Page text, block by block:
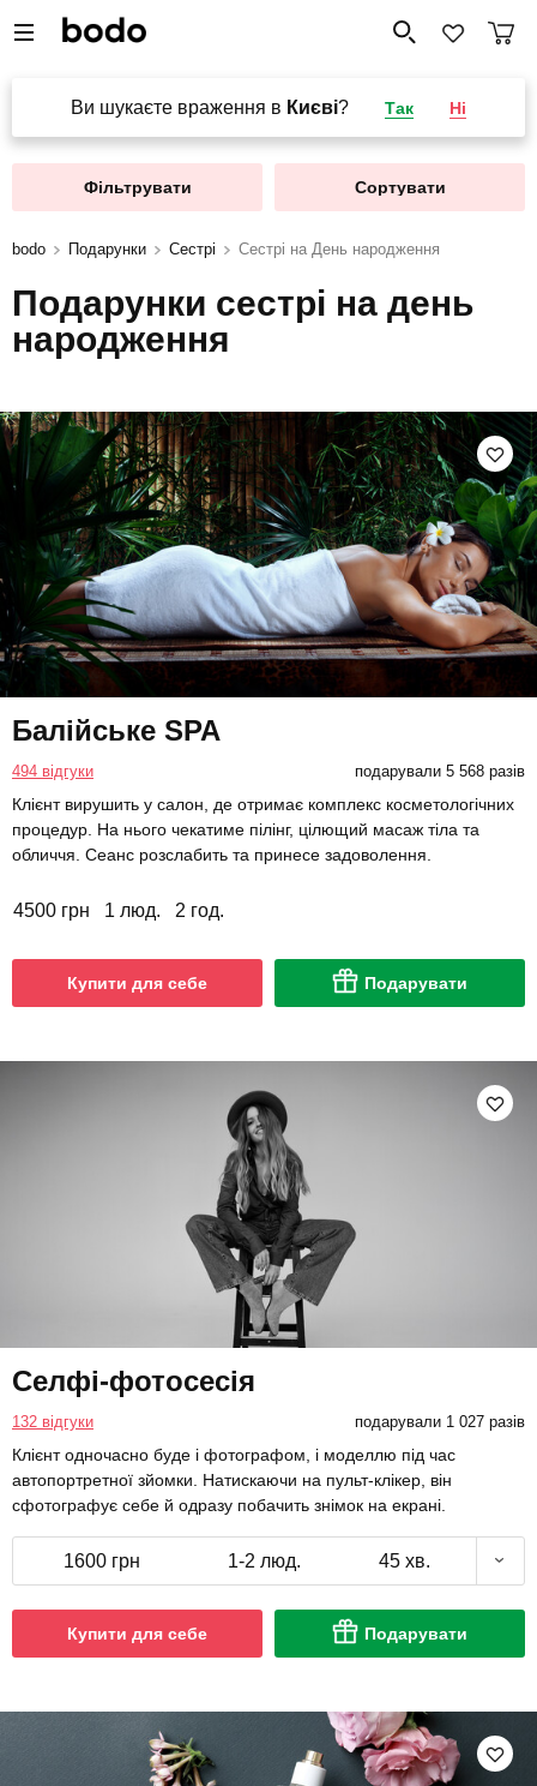
Ви шукаєте враження в Києві? Так Ні
Фільтрувати Сортувати
bodo Подарунки Сестрі Сестрі на День народження
Подарунки сестрі на день
народження
Балійське SPA
494 відгуки подарували 5 568 разів
Клієнт вирушить у салон, де отримає комплекс косметологічних
процедур. На нього чекатиме пілінг, цілющий масаж тіла та
обличчя. Сеанс розслабить та принесе задоволення.
4500 грн 1 люд. 2 год.
Купити для себе Подарувати
Селфі-фотосесія
132 відгуки подарували 1 027 разів
Клієнт одночасно буде і фотографом, і моделлю під час
автопортретної зйомки. Натискаючи на пульт-клікер, він
сфотографує себе й одразу побачить знімок на екрані.
1600 грн 1-2 люд. 45 хв.
Купити для себе Подарувати